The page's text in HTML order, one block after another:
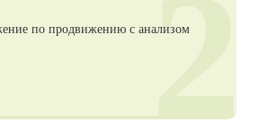
по продвижению с анализом